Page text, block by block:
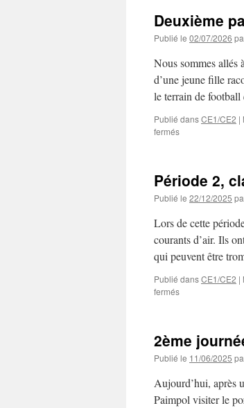
Deuxième
Publié le 02/07/2026
Nous sommes allés
d’une jeune fille
le terrain de
Publié dansCE1/CE2 |
ferméssur
l’année
CE1-
CE2
Période 2,
Publié le 22/12/2025
Lors de cette
courants d’air. Ils
qui peuvent être
Publié dansCE1/CE2 |
ferméssur
CE1-
CE2
2ème
Publié le 11/06/2025
Aujourd’hui, après
Paimpol visiter le